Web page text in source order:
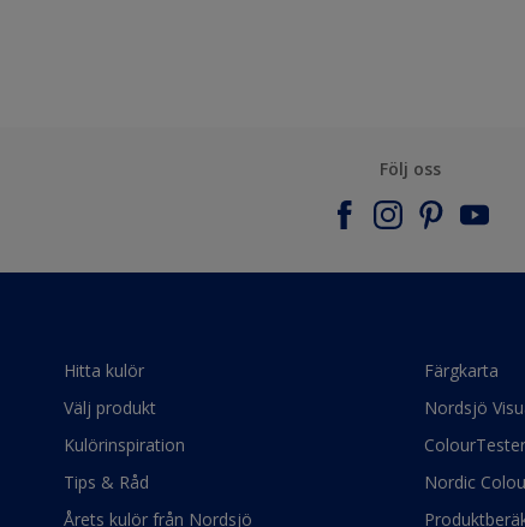
Följ oss
Hitta kulör
Välj produkt
Kulörinspiration
Tips & Råd
Årets kulör från Nordsjö
Färgkarta
Nordsjö
ColourTester
Nordic